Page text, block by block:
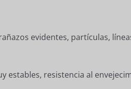
evidentes, partículas,
estables, resistencia al